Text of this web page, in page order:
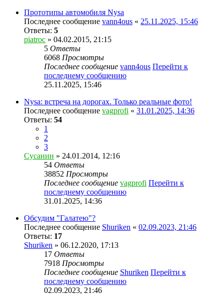
Прототипы автомобиля Nysa
Последнее сообщение vann4ous « 25.11.2025, 15:46
Ответы: 5
piatroc » 04.02.2015, 21:15
5 Ответы
6068 Просмотры
Последнее сообщение vann4ous Перейти к
последнему сообщению
25.11.2025, 15:46
Nysa: встреча на дорогах. Только реальные фото!
Последнее сообщение vagprofi « 31.01.2025, 14:36
Ответы: 54
1
2
3
Сусанин » 24.01.2014, 12:16
54 Ответы
38852 Просмотры
Последнее сообщение vagprofi Перейти к
последнему сообщению
31.01.2025, 14:36
Обсудим "Галатею"?
Последнее сообщение Shuriken « 02.09.2023, 21:46
Ответы: 17
Shuriken » 06.12.2020, 17:13
17 Ответы
7918 Просмотры
Последнее сообщение Shuriken Перейти к
последнему сообщению
02.09.2023, 21:46